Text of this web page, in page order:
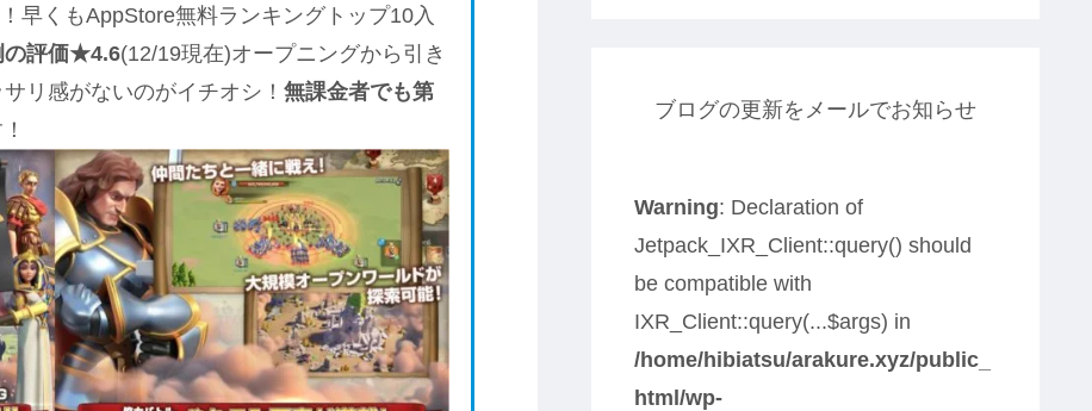
早くもAppStore無料ランキングトップ10入
の評価★4.6(12/19現在)オープニングから引き
リ感がないのがイチオシ！ 無課金者でも第
ブログの更新をメールでお知らせ
Warning: Declaration of
Jetpack_IXR_Client::query() should
be compatible with
IXR_Client::query(...$args) in
/home/hibiatsu/arakure.xyz/public_
html/wp-